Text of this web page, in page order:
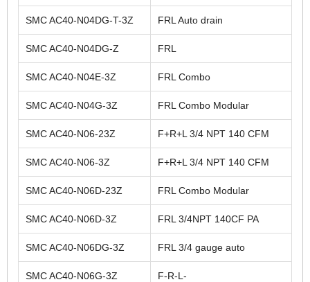
SMC AC40-N04DG-T-3Z FRL Auto drain
SMC AC40-N04DG-Z FRL
SMC AC40-N04E-3Z FRL Combo
SMC AC40-N04G-3Z FRL Combo Modular
SMC AC40-N06-23Z F+R+L 3/4 NPT 140 CFM
SMC AC40-N06-3Z F+R+L 3/4 NPT 140 CFM
SMC AC40-N06D-23Z FRL Combo Modular
SMC AC40-N06D-3Z FRL 3/4NPT 140CF PA
SMC AC40-N06DG-3Z FRL 3/4 gauge auto
SMC AC40-N06G-3Z F-R-L-